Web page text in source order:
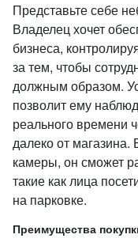
Представьте себе
Владелец хочет
бизнеса,
за тем, чтобы
должным образом.
позволит ему
реального времени
далеко от
камеры, он сможет
такие как лица
на парковке.
Преимущества